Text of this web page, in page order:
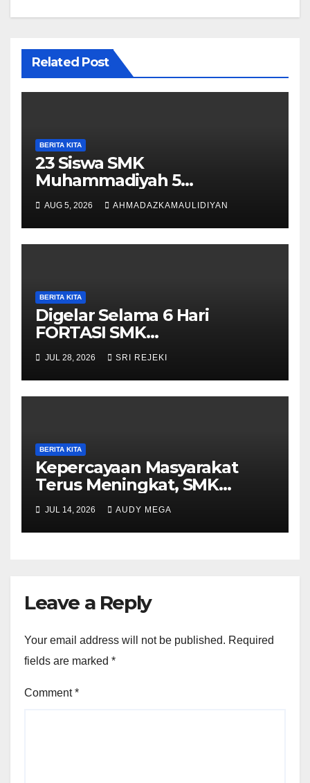
Related Post
BERITA KITA
23 Siswa SMK
Muhammadiyah 5
Purwantoro Terpilih Menjadi
Pengibar Bendera HUT ke-81
RI Tingkat Kecamatan
Purwantoro
AUG 5, 2026 AHMADAZKAMAULIDIYAN
BERITA KITA
Digelar Selama 6 Hari
FORTASI SMK
Muhammadiyah 5
Purwantoro Berjalan Lancar,
Meriah, dan Penuh
Semangat
JUL 28, 2026 SRI REJEKI
BERITA KITA
Kepercayaan Masyarakat
Terus Meningkat, SMK
Muhammadiyah 5
Purwantoro Sambut 376
Peserta Didik Baru
JUL 14, 2026 AUDY MEGA
Leave a Reply
Your email address will not be published. Required
fields are marked *
Comment*